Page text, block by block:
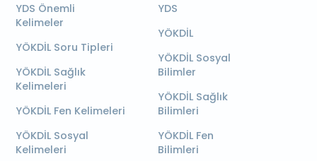
YDS Önemli
Kelimeler
YÖKDİL Soru Tipleri
YÖKDİL Sağlık
Kelimeleri
YÖKDİL Fen Kelimeleri
YÖKDİL Sosyal
Kelimeleri
YDS
YÖKDİL
YÖKDİL Sosyal
Bilimler
YÖKDİL Sağlık
Bilimleri
YÖKDİL Fen
Bilimleri